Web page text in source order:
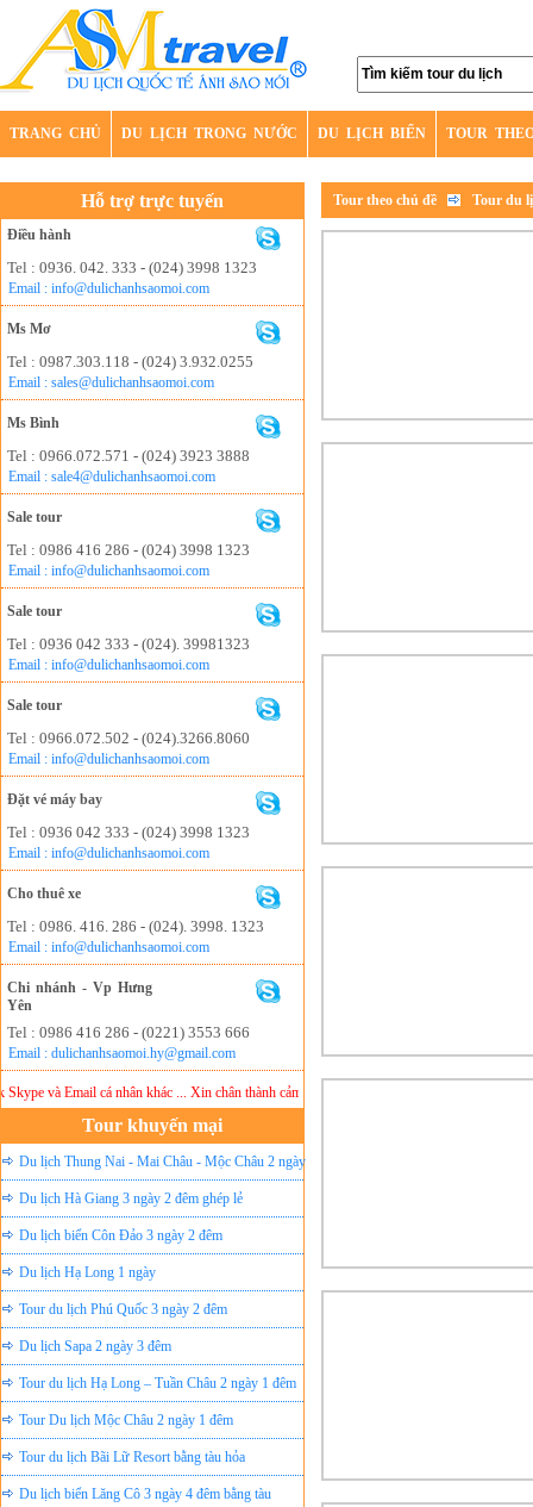
TRANG CHỦ DU LỊCH TRONG NƯỚC DU LỊCH BIỂN TOUR
Hỗ trợ trực tuyến
Điều hành
Tel : 0936. 042. 333 - (024) 3998 1323
Email : info@dulichanhsaomoi.com
Ms Mơ
Tel : 0987.303.118 - (024) 3.932.0255
Email : sales@dulichanhsaomoi.com
Ms Bình
Tel : 0966.072.571 - (024) 3923 3888
Email : sale4@dulichanhsaomoi.com
Sale tour
Tel : 0986 416 286 - (024) 3998 1323
Email : info@dulichanhsaomoi.com
Sale tour
Tel : 0936 042 333 - (024). 39981323
Email : info@dulichanhsaomoi.com
Sale tour
Tel : 0966.072.502 - (024).3266.8060
Email : info@dulichanhsaomoi.com
Đặt vé máy bay
Tel : 0936 042 333 - (024) 3998 1323
Email : info@dulichanhsaomoi.com
Cho thuê xe
Tel : 0986. 416. 286 - (024). 3998. 1323
Email : info@dulichanhsaomoi.com
Chi nhánh - Vp Hưng
Yên
Tel : 0986 416 286 - (0221) 3553 666
Email : dulichanhsaomoi.hy@gmail.com
và Email cá nhân khác ... Xin chân thành cảm ơn!
Tour khuyến mại
Du lịch Thung Nai - Mai Châu - Mộc Châu 2 ngày
ghép lẻ
Du lịch Hà Giang 3 ngày 2 đêm ghép lẻ
Du lịch biển Côn Đảo 3 ngày 2 đêm
Du lịch Hạ Long 1 ngày
Tour du lịch Phú Quốc 3 ngày 2 đêm
Du lịch Sapa 2 ngày 3 đêm
Tour du lịch Hạ Long – Tuần Châu 2 ngày 1 đêm
Tour Du lịch Mộc Châu 2 ngày 1 đêm
Tour du lịch Bãi Lữ Resort bằng tàu hỏa
Du lịch biển Lăng Cô 3 ngày 4 đêm bằng tàu
Tour theo chủ đề Tour du